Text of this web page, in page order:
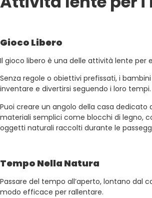
Gioco Libero
Il gioco libero è una delle attività lente per
Senza regole o obiettivi prefissati, i
inventare e divertirsi seguendo i loro tempi.
Puoi creare un angolo della casa dedicato
materiali semplici come blocchi di legno,
oggetti naturali raccolti durante le
Tempo Nella Natura
Passare del tempo all’aperto, lontano dal
modo efficace per rallentare.